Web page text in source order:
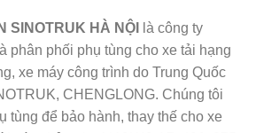
SINOTRUK HÀ NỘI
là công ty
phân phối phụ tùng cho xe tải hạng
xe máy công trình do Trung Quốc
CHENGLONG. Chúng tôi
tùng để bảo hành, thay thế cho xe